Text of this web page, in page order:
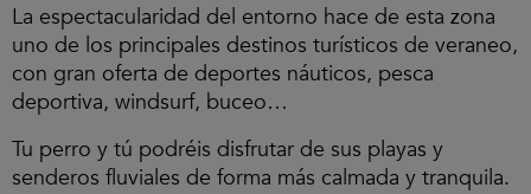
La espectacularidad del entorno hace de esta zona
uno de los principales destinos turísticos de veraneo,
con gran oferta de deportes náuticos, pesca
deportiva, windsurf, buceo…
Tu perro y tú podréis disfrutar de sus playas y
senderos fluviales de forma más calmada y tranquila.